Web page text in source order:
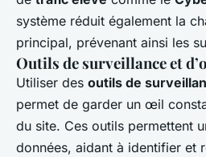
système réduit également la
principal, prévenant ainsi les
Outils de surveillance et
Utiliser des outils de
permet de garder un œil
du site. Ces outils permettent
données, aidant à identifier et